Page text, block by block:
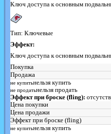
Ключ доступа к основным
Тип: Ключевые
Эффект:
Ключ доступа к основным
Покупка
Продажа
не купитьнельзя купить
не продатьнельзя продать
Эффект при броске (fling):
Цена покупки
Цена продажи
Эффект при броске (fling)
не купитьнельзя купить